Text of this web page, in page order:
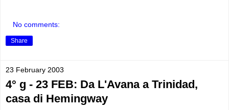
No comments:
Share
23 February 2003
4° g - 23 FEB: Da L'Avana a Trinidad,
casa di Hemingway